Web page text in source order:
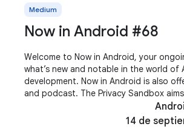
Medium
Now in Android #68
Welcome to Now in Android, your
what’s new and notable in the world of
development. Now in Android is also
and podcast. The Privacy Sandbox
new technologies that improve user
14 de